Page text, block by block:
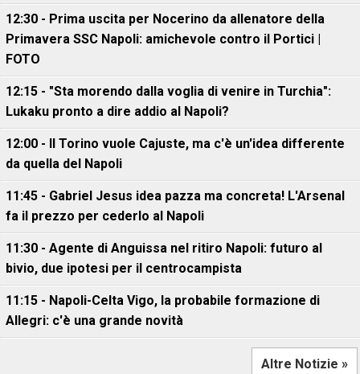
12:30 - Prima uscita per Nocerino da allenatore della
Primavera SSC Napoli: amichevole contro il Portici |
FOTO
12:15 - "Sta morendo dalla voglia di venire in Turchia":
Lukaku pronto a dire addio al Napoli?
12:00 - Il Torino vuole Cajuste, ma c'è un'idea differente
da quella del Napoli
11:45 - Gabriel Jesus idea pazza ma concreta! L'Arsenal
fa il prezzo per cederlo al Napoli
11:30 - Agente di Anguissa nel ritiro Napoli: futuro al
bivio, due ipotesi per il centrocampista
11:15 - Napoli-Celta Vigo, la probabile formazione di
Allegri: c'è una grande novità
Altre Notizie »